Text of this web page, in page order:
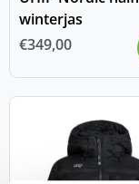
winterjas
€349,00